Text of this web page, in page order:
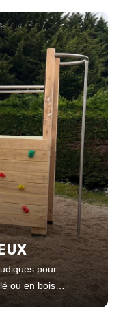
pour
ou en bois,
collectivités,